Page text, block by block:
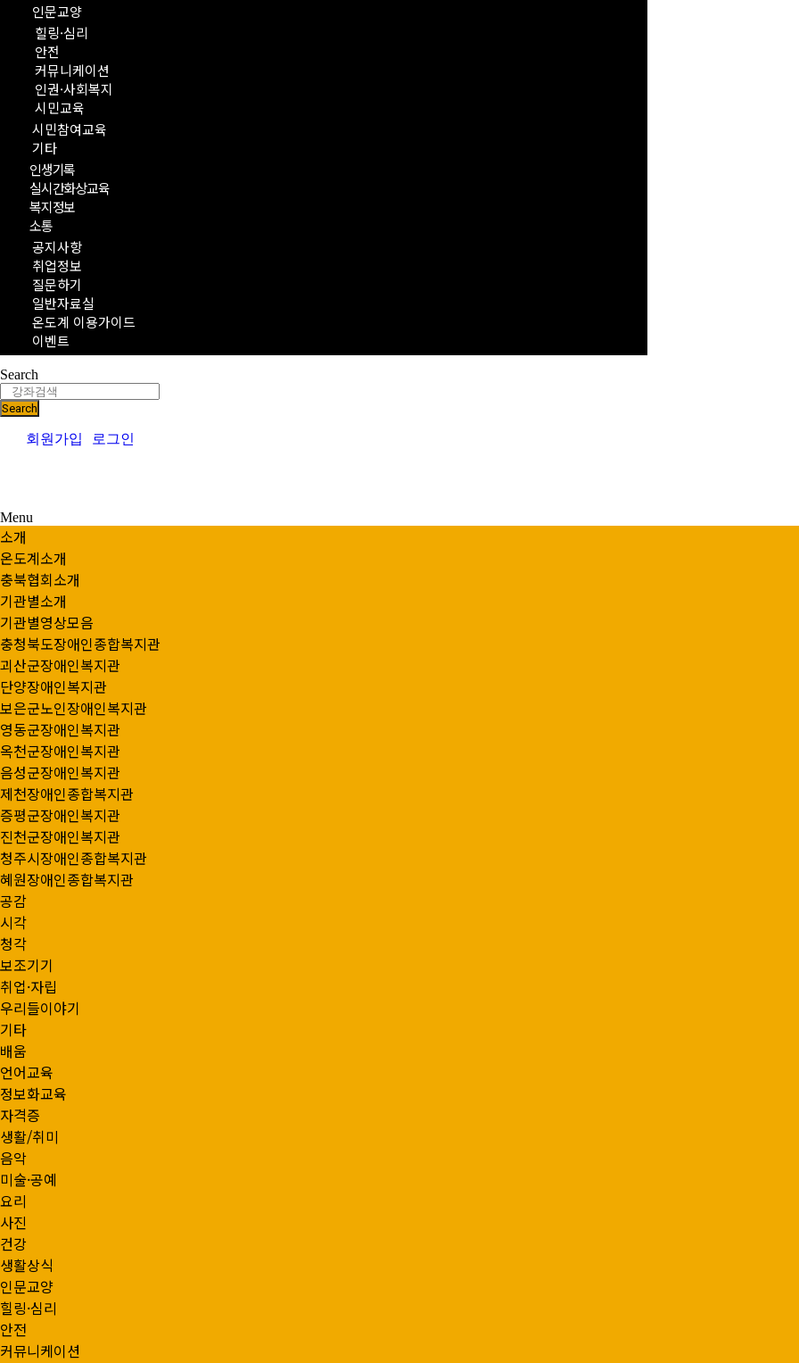
인문교양
힐링·심리
안전
커뮤니케이션
인권·사회복지
시민교육
시민참여교육
기타
인생기록
실시간화상교육
복지정보
소통
공지사항
취업정보
질문하기
일반자료실
온도계 이용가이드
이벤트
Search
Search
회원가입 로그인
Menu
소개
온도계소개
충북협회소개
기관별소개
기관별영상모음
충청북도장애인종합복지관
괴산군장애인복지관
단양장애인복지관
보은군노인장애인복지관
영동군장애인복지관
옥천군장애인복지관
음성군장애인복지관
제천장애인종합복지관
증평군장애인복지관
진천군장애인복지관
청주시장애인종합복지관
혜원장애인종합복지관
공감
시각
청각
보조기기
취업·자립
우리들이야기
기타
배움
언어교육
정보화교육
자격증
생활/취미
음악
미술·공예
요리
사진
건강
생활상식
인문교양
힐링·심리
안전
커뮤니케이션